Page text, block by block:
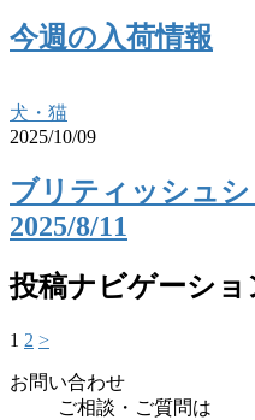
今週の入荷情報
犬・猫
2025/10/09
ブリティッシュ
2025/8/11
投稿ナビゲーショ
1 2 >
お問い合わせ
ご相談・ご質問は